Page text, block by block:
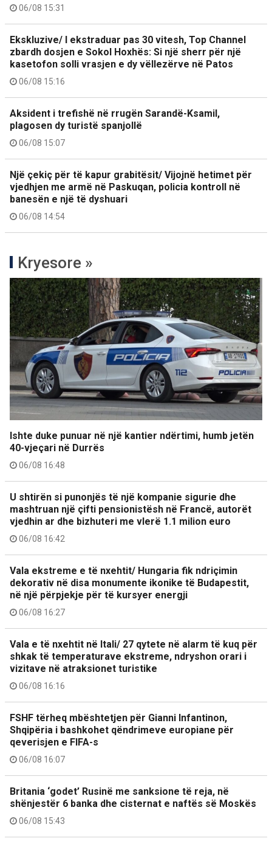
06/08 15:31
Ekskluzive/ I ekstraduar pas 30 vitesh, Top Channel
zbardh dosjen e Sokol Hoxhës: Si një sherr për një
kasetofon solli vrasjen e dy vëllezërve në Patos
06/08 15:16
Aksident i trefishë në rrugën Sarandë-Ksamil,
plagosen dy turistë spanjollë
06/08 15:07
Një çekiç për të kapur grabitësit/ Vijojnë hetimet për
vjedhjen me armë në Paskuqan, policia kontroll në
banesën e një të dyshuari
06/08 14:54
Kryesore »
Ishte duke punuar në një kantier ndërtimi, humb jetën
40-vjeçari në Durrës
06/08 16:48
U shtirën si punonjës të një kompanie sigurie dhe
mashtruan një çifti pensionistësh në Francë, autorët
vjedhin ar dhe bizhuteri me vlerë 1.1 milion euro
06/08 16:42
Vala ekstreme e të nxehtit/ Hungaria fik ndriçimin
dekorativ në disa monumente ikonike të Budapestit,
në një përpjekje për të kursyer energji
06/08 16:27
Vala e të nxehtit në Itali/ 27 qytete në alarm të kuq për
shkak të temperaturave ekstreme, ndryshon orari i
vizitave në atraksionet turistike
06/08 16:16
FSHF tërheq mbështetjen për Gianni Infantinon,
Shqipëria i bashkohet qëndrimeve europiane për
qeverisjen e FIFA-s
06/08 16:07
Britania ‘godet’ Rusinë me sanksione të reja, në
shënjestër 6 banka dhe cisternat e naftës së Moskës
06/08 15:43